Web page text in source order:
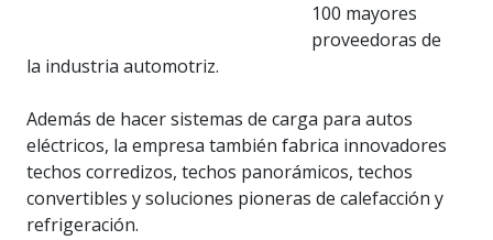
100 mayores
proveedoras de
la industria automotriz.
Además de hacer sistemas de carga para autos
eléctricos, la empresa también fabrica innovadores
techos corredizos, techos panorámicos, techos
convertibles y soluciones pioneras de calefacción y
refrigeración.